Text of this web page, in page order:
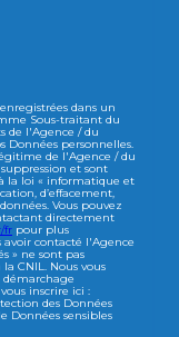
dans un
Sous-traitant du
de l'Agence / du
Données personnelles.
de l'Agence / du
et sont
la loi « informatique et
d’effacement,
Vous pouvez
directement
fr pour plus
avoir contacté l'Agence
» ne sont pas
CNIL. Nous vous
démarchage
inscrire ici :
des Données
Données sensibles